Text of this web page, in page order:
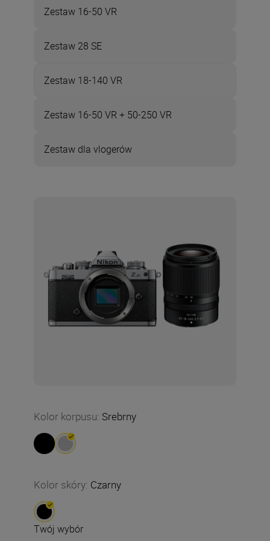
Zestaw 16-50 VR
Zestaw 28 SE
Zestaw 18-140 VR
Zestaw 16-50 VR + 50-250 VR
Zestaw dla vlogerów
Kolor korpusu: Srebrny
Kolor skóry: Czarny
Twój wybór